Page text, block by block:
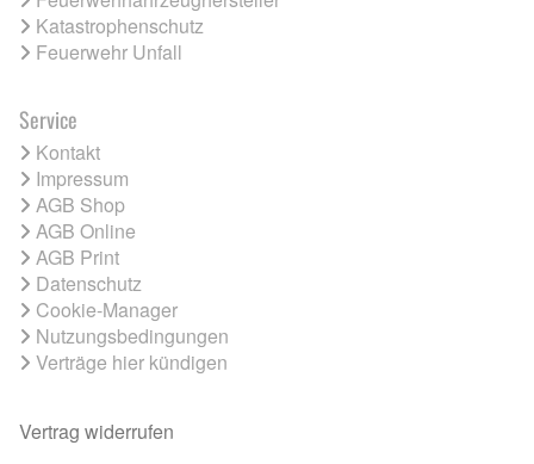
Katastrophenschutz
Feuerwehr Unfall
Service
Kontakt
Impressum
AGB Shop
AGB Online
AGB Print
Datenschutz
Cookie-Manager
Nutzungsbedingungen
Verträge hier kündigen
Vertrag widerrufen